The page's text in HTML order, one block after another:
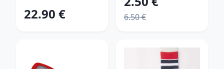
22.90 € 6.50 €